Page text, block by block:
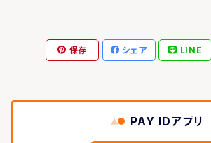
保存 シェア LINE
PAY IDアプリ